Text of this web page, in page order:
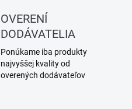
OVERENÍ
DODÁVATELIA
Ponúkame iba produkty
najvyššej kvality od
overených dodávateľov